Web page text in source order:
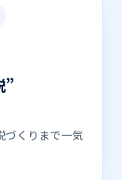
”
づくりまで一気